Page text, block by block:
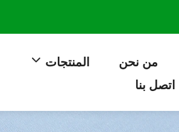
من نحن المنتجات
اتصل بنا